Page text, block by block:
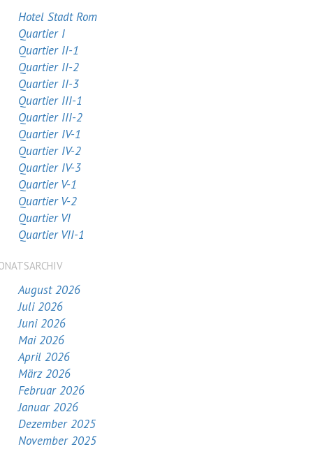
Hotel Stadt Rom
Quartier I
Quartier II-1
Quartier II-2
Quartier II-3
Quartier III-1
Quartier III-2
Quartier IV-1
Quartier IV-2
Quartier IV-3
Quartier V-1
Quartier V-2
Quartier VI
Quartier VII-1
August 2026
Juli 2026
Juni 2026
Mai 2026
April 2026
März 2026
Februar 2026
Januar 2026
Dezember 2025
November 2025